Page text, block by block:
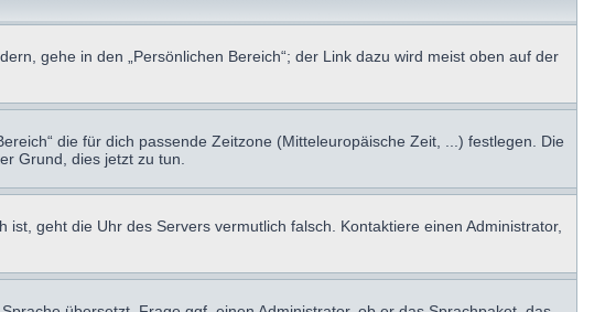
gehe in den „Persönlichen Bereich“; der Link dazu wird meist oben auf der
die für dich passende Zeitzone (Mitteleuropäische Zeit, ...) festlegen. Die
Grund, dies jetzt zu tun.
geht die Uhr des Servers vermutlich falsch. Kontaktiere einen Administrator,